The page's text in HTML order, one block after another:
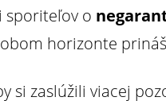
sporiteľov o
horizonte
si zaslúžili viacej